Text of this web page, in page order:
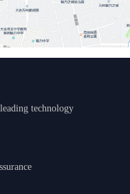
technology